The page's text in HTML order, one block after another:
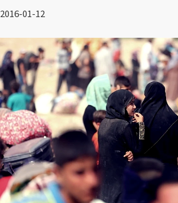
2016-01-12